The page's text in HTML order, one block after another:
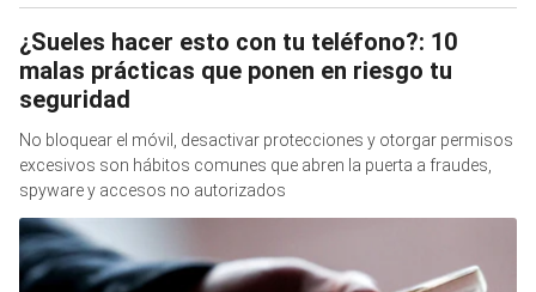
¿Sueles hacer esto con tu teléfono?: 10
malas prácticas que ponen en riesgo tu
seguridad
No bloquear el móvil, desactivar protecciones y otorgar permisos
excesivos son hábitos comunes que abren la puerta a fraudes,
spyware y accesos no autorizados